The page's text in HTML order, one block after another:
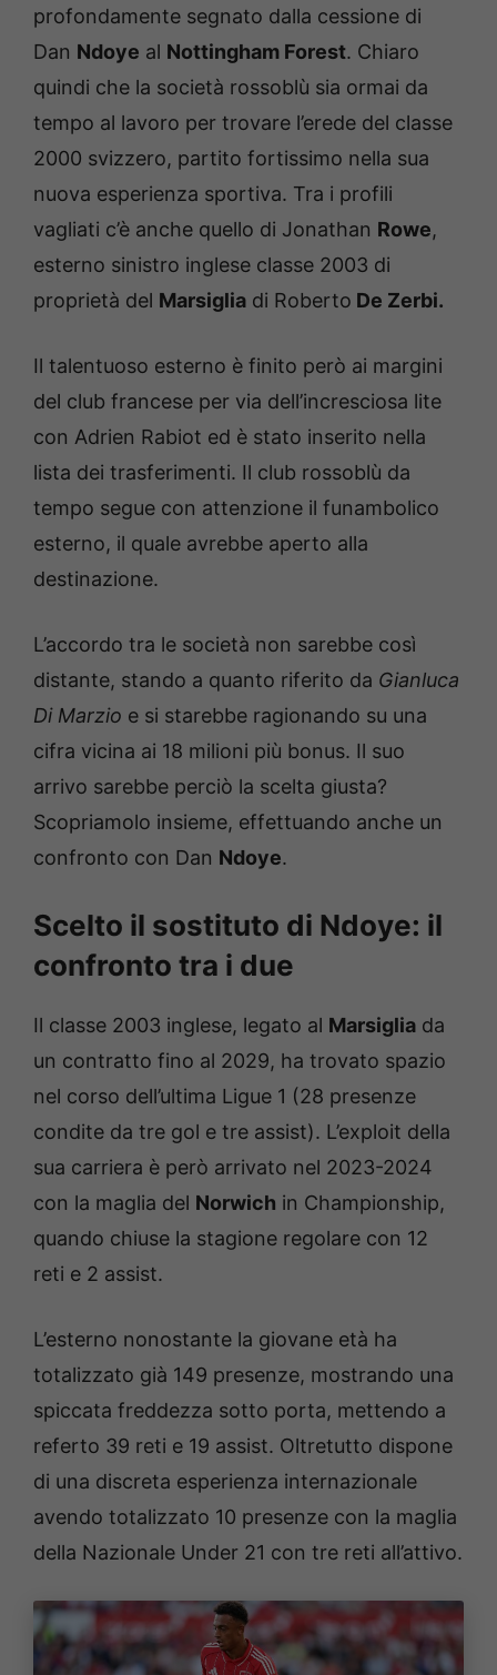
profondamente segnato dalla cessione di
Dan Ndoye al Nottingham Forest. Chiaro
quindi che la società rossoblù sia ormai da
tempo al lavoro per trovare l’erede del classe
2000 svizzero, partito fortissimo nella sua
nuova esperienza sportiva. Tra i profili
vagliati c’è anche quello di Jonathan Rowe,
esterno sinistro inglese classe 2003 di
proprietà del Marsiglia di Roberto De Zerbi.
Il talentuoso esterno è finito però ai margini
del club francese per via dell’incresciosa lite
con Adrien Rabiot ed è stato inserito nella
lista dei trasferimenti. Il club rossoblù da
tempo segue con attenzione il funambolico
esterno, il quale avrebbe aperto alla
destinazione.
L’accordo tra le società non sarebbe così
distante, stando a quanto riferito da Gianluca
Di Marzio e si starebbe ragionando su una
cifra vicina ai 18 milioni più bonus. Il suo
arrivo sarebbe perciò la scelta giusta?
Scopriamolo insieme, effettuando anche un
confronto con Dan Ndoye.
Scelto il sostituto di Ndoye: il
confronto tra i due
Il classe 2003 inglese, legato al Marsiglia da
un contratto fino al 2029, ha trovato spazio
nel corso dell’ultima Ligue 1 (28 presenze
condite da tre gol e tre assist). L’exploit della
sua carriera è però arrivato nel 2023-2024
con la maglia del Norwich in Championship,
quando chiuse la stagione regolare con 12
reti e 2 assist.
L’esterno nonostante la giovane età ha
totalizzato già 149 presenze, mostrando una
spiccata freddezza sotto porta, mettendo a
referto 39 reti e 19 assist. Oltretutto dispone
di una discreta esperienza internazionale
avendo totalizzato 10 presenze con la maglia
della Nazionale Under 21 con tre reti all’attivo.